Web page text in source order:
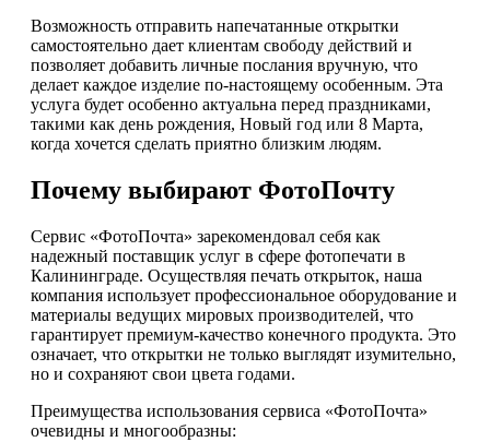
Возможность отправить напечатанные открытки
самостоятельно дает клиентам свободу действий и
позволяет добавить личные послания вручную, что
делает каждое изделие по-настоящему особенным. Эта
услуга будет особенно актуальна перед праздниками,
такими как день рождения, Новый год или 8 Марта,
когда хочется сделать приятно близким людям.
Почему выбирают ФотоПочту
Сервис «ФотоПочта» зарекомендовал себя как
надежный поставщик услуг в сфере фотопечати в
Калининграде. Осуществляя печать открыток, наша
компания использует профессиональное оборудование и
материалы ведущих мировых производителей, что
гарантирует премиум-качество конечного продукта. Это
означает, что открытки не только выглядят изумительно,
но и сохраняют свои цвета годами.
Преимущества использования сервиса «ФотоПочта»
очевидны и многообразны: